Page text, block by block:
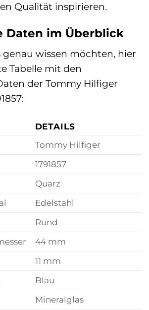
Qualität inspirieren.
Daten im Überblick
genau wissen möchten, hier
Tabelle mit den
der Tommy Hilfiger
DETAILS
Tommy Hilfiger
1791857
Quarz
Edelstahl
Rund
44 mm
11 mm
Blau
Mineralglas